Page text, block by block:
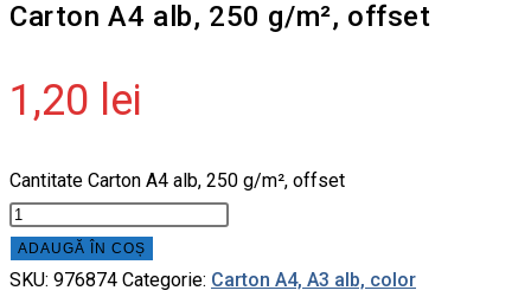
Carton A4 alb, 250 g/m², offset
1,20 lei
Cantitate Carton A4 alb, 250 g/m², offset
ADAUGĂ ÎN COȘ
SKU: 976874 Categorie: Carton A4, A3 alb, color